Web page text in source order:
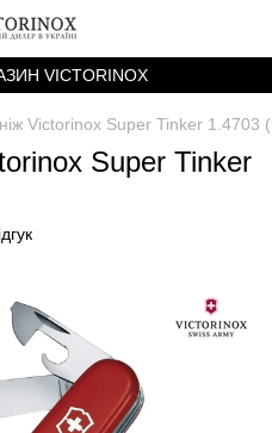
VICTORINOX
Victorinox Super Tinker 1.4703
Super Tinker